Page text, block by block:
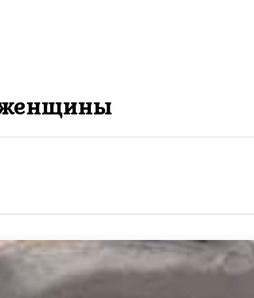
жeнщины